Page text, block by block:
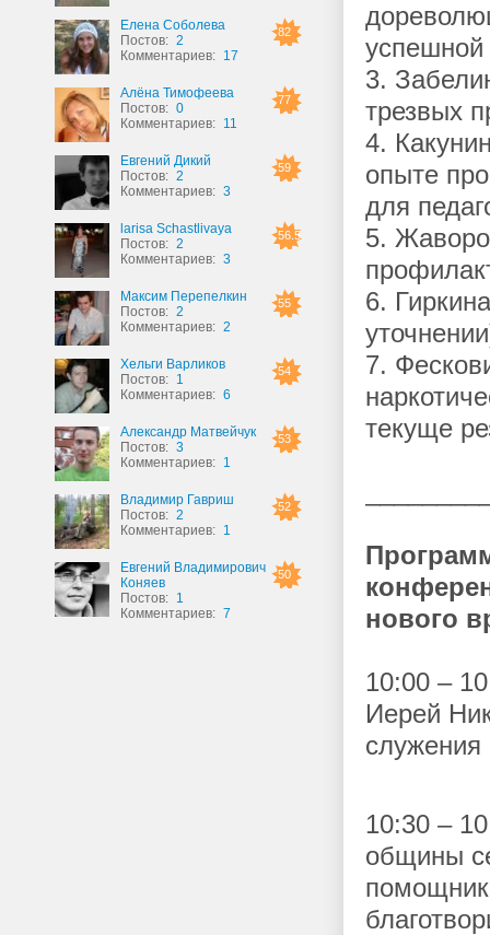
82
Елена Соболева
Постов: 2
Комментариев: 17
77
Алёна Тимофеева
Постов: 0
Комментариев: 11
59
Евгений Дикий
Постов: 2
Комментариев: 3
56.5
larisa Schastlivaya
Постов: 2
Комментариев: 3
55
Максим Перепелкин
Постов: 2
Комментариев: 2
54
Хельги Варликов
Постов: 1
Комментариев: 6
53
Александр Матвейчук
Постов: 3
Комментариев: 1
52
Владимир Гавриш
Постов: 2
Комментариев: 1
50
Евгений Владимирович
Коняев
Постов: 1
Комментариев: 7
3.
трезвых
4.
опыте
для
5.
6.
7.
текуще
нового
10:00 –
Иерей
служения
10:30 –
общины
помощник